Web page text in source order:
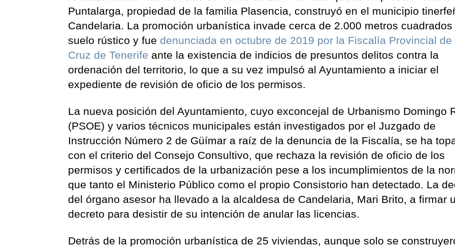
Puntalarga, propiedad de la familia Plasencia, construyó en el municipio
Candelaria. La promoción urbanística invade cerca de 2.000 metros cuadrados
suelo rústico y fue denunciada en octubre de 2019 por la Fiscalía Provincial de
Cruz de Tenerife ante la existencia de indicios de presuntos delitos contra la
ordenación del territorio, lo que a su vez impulsó al Ayuntamiento a iniciar el
expediente de revisión de oficio de los permisos.
La nueva posición del Ayuntamiento, cuyo exconcejal de Urbanismo Domingo
(PSOE) y varios técnicos municipales están investigados por el Juzgado de
Instrucción Número 2 de Güímar a raíz de la denuncia de la Fiscalía, se ha
con el criterio del Consejo Consultivo, que rechaza la revisión de oficio de los
permisos y certificados de la urbanización pese a los incumplimientos de la
que tanto el Ministerio Público como el propio Consistorio han detectado. La
del órgano asesor ha llevado a la alcaldesa de Candelaria, Mari Brito, a firmar
decreto para desistir de su intención de anular las licencias.
Detrás de la promoción urbanística de 25 viviendas, aunque solo se